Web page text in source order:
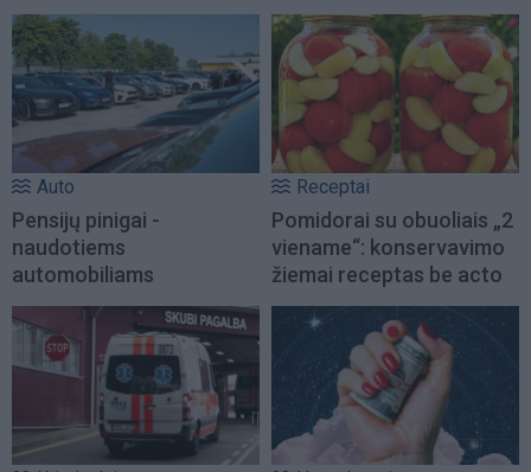
Auto
Pensijų pinigai -
naudotiems
automobiliams
Receptai
Pomidorai su obuoliais „2
viename“: konservavimo
žiemai receptas be acto